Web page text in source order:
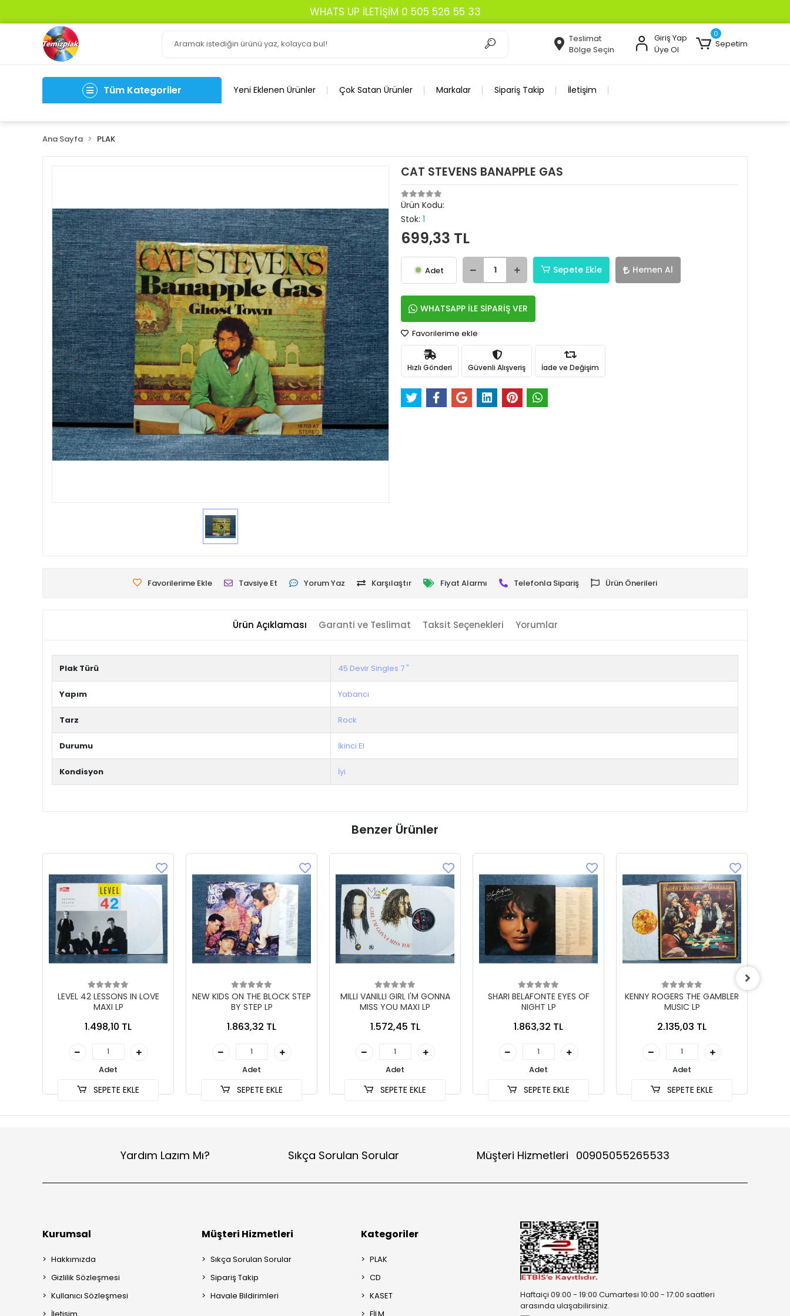
WHATS UP İLETİŞİM 0 505 526 55 33
Teslimat
Bölge Seçin
Giriş Yap
Üye Ol
0
Sepetim
Tüm Kategoriler Yeni Eklenen Ürünler Çok Satan Ürünler Markalar Sipariş Takip İletişim
Ana Sayfa PLAK
CAT STEVENS BANAPPLE GAS
Ürün Kodu:
Stok: 1
699,33 TL
Adet Sepete Ekle Hemen Al
WHATSAPP İLE SİPARİŞ VER
Favorilerime ekle
Hızlı Gönderi Güvenli Alışveriş İade ve Değişim
Favorilerime Ekle Tavsiye Et Yorum Yaz Karşılaştır Fiyat Alarmı Telefonla Sipariş Ürün Önerileri
Ürün Açıklaması Garanti ve Teslimat Taksit Seçenekleri Yorumlar
Plak Türü 45 Devir Singles 7 "
Yapım Yabancı
Tarz Rock
Durumu İkinci El
Kondisyon İyi
Benzer Ürünler
LEVEL 42 LESSONS IN LOVE
MAXI LP
1.498,10 TL
Adet
SEPETE EKLE
NEW KIDS ON THE BLOCK STEP
BY STEP LP
1.863,32 TL
Adet
SEPETE EKLE
MILLI VANILLI GIRL I'M GONNA
MISS YOU MAXI LP
1.572,45 TL
Adet
SEPETE EKLE
SHARI BELAFONTE EYES OF
NIGHT LP
1.863,32 TL
Adet
SEPETE EKLE
KENNY ROGERS THE GAMBLER
MUSIC LP
2.135,03 TL
Adet
SEPETE EKLE
Yardım Lazım Mı? Sıkça Sorulan Sorular Müşteri Hizmetleri 00905055265533
Kurumsal
Hakkımızda
Gizlilik Sözleşmesi
Kullanıcı Sözleşmesi
Müşteri Hizmetleri
Sıkça Sorulan Sorular
Sipariş Takip
Havale Bildirimleri
Kategoriler
PLAK
CD
KASET
Haftaiçi 09:00 - 19:00 Cumartesi 10:00 - 17:00 saatleri
arasında ulaşabilirsiniz.